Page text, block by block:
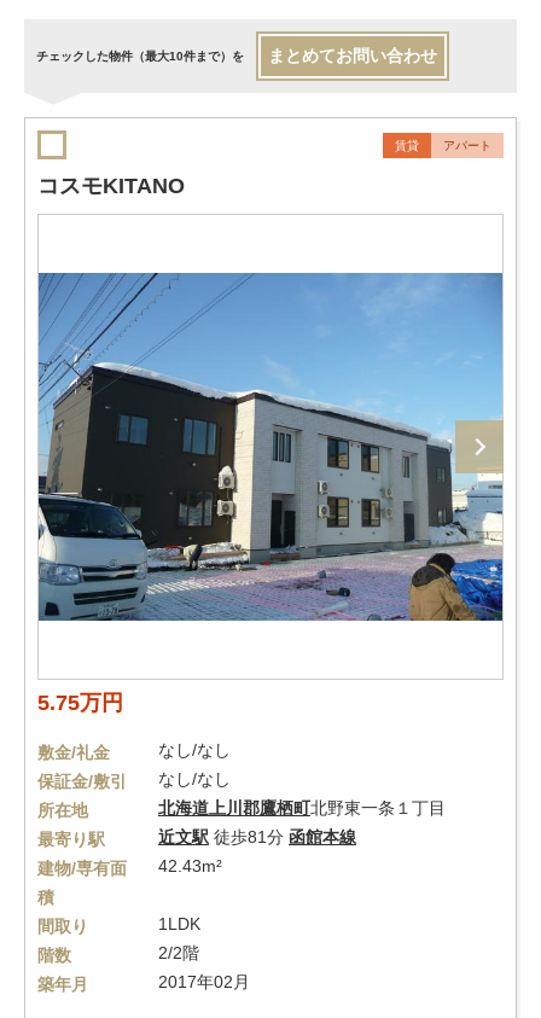
チェックした物件（最大10件まで）を まとめてお問い合わせ
賃貸 アパート
コスモKITANO
5.75万円
敷金/礼金
なし/なし
保証金/敷引
なし/なし
所在地
北海道 上川郡鷹栖町北野東一条１丁目
最寄り駅
近文駅 徒歩81分 函館本線
建物/専有面
積
42.43m²
間取り
1LDK
階数
2/2階
築年月
2017年02月